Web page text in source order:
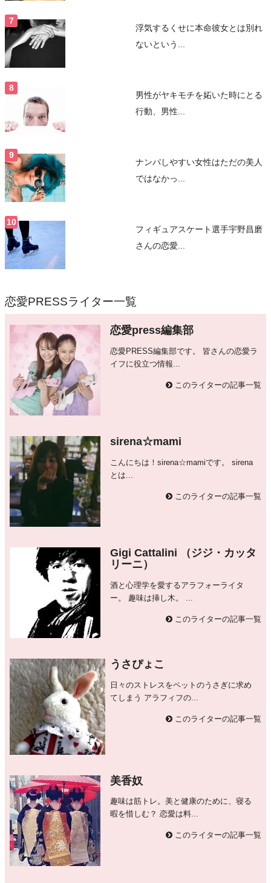
浮気するくせに本命彼女とは別れ
ないという...
男性がヤキモチを妬いた時にとる
行動、男性...
ナンパしやすい女性はただの美人
ではなかっ...
フィギュアスケート選手宇野昌磨
さんの恋愛...
恋愛PRESSライター一覧
恋愛press編集部
恋愛PRESS編集部です。 皆さんの恋愛ラ
イフに役立つ情報...
このライターの記事一覧
sirena☆mami
こんにちは！sirena☆mamiです。 sirena
とは...
このライターの記事一覧
Gigi Cattalini （ジジ・カッタ
リーニ）
酒と心理学を愛するアラフォーライタ
ー。 趣味は挿し木。 ...
このライターの記事一覧
うさぴょこ
日々のストレスをペットのうさぎに求め
てしまう アラフィフの...
このライターの記事一覧
美香奴
趣味は筋トレ。美と健康のために、寝る
暇を惜しむ？ 恋愛は料...
このライターの記事一覧